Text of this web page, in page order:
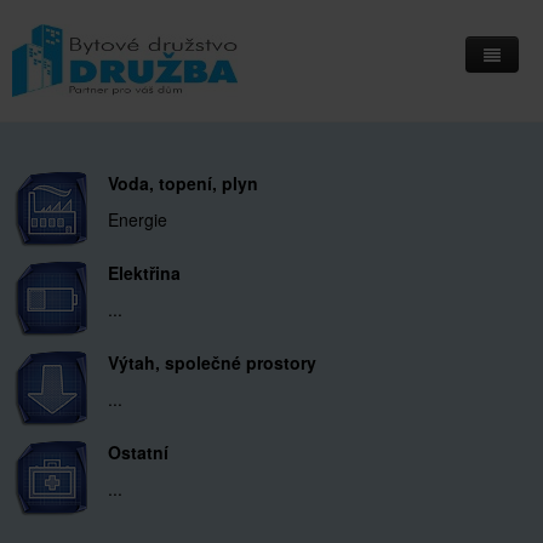
Voda, topení, plyn
Energie
Elektřina
...
Výtah, společné prostory
...
Ostatní
...
Informační deska
Přihlášení do IS Integri
Kontakty
Kde nás najdete